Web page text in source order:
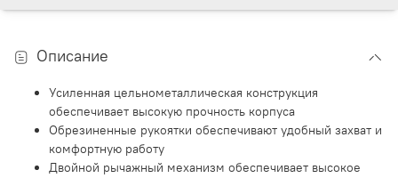
Описание
Усиленная цельнометаллическая конструкция
обеспечивает высокую прочность корпуса
Обрезиненные рукоятки обеспечивают удобный захват и
комфортную работу
Двойной рычажный механизм обеспечивает высокое